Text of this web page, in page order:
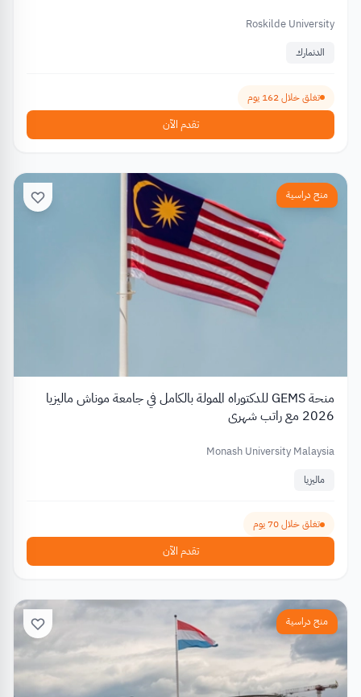
Roskilde University
الدنمارك
تغلق خلال 162 يوم
تقدم الآن
منح دراسية
منحة GEMS للدكتوراه الممولة بالكامل في جامعة موناش ماليزيا
2026 مع راتب شهري
Monash University Malaysia
ماليزيا
تغلق خلال 70 يوم
تقدم الآن
منح دراسية